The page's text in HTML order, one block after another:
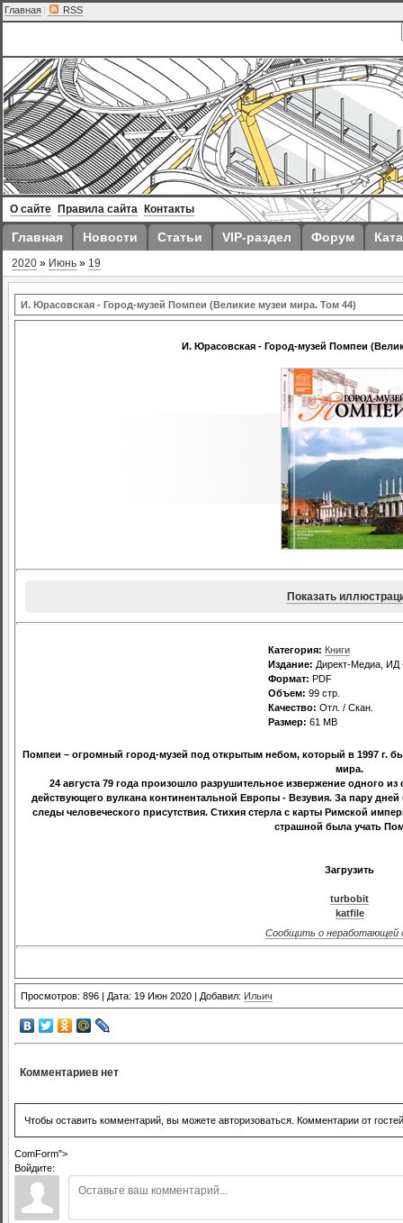
Главная | RSS
О сайте Правила сайта Контакты
Главная Новости Статьи VIP-раздел Форум
2020 » Июнь » 19
И. Юрасовская - Город-музей Помпеи (Великие музеи мира. Том 44)
И. Юрасовская - Город-музей Помпеи
Показать
Категория: Книги
Издание: Директ-Медиа, ИД
Формат: PDF
Объем: 99 стр.
Качество: Отл. / Скан.
Размер: 61 МВ
Помпеи – огромный город-музей под открытым небом, который в 1997 г.
мира.
24 августа 79 года произошло разрушительное извержение одного
действующего вулкана континентальной Европы - Везувия. За пару
следы человеческого присутствия. Стихия стерла с карты Римской
страшной была учать
Загрузить
turbobit
katfile
Сообщить о неработающей
Просмотров: 896 | Дата: 19 Июн 2020 | Добавил: Ильич
Комментариев нет
Чтобы оставить комментарий, вы можете авторизоваться. Комментарии от
ComForm">
Войдите: